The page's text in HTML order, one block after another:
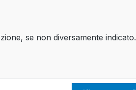
se non diversamente indicato.